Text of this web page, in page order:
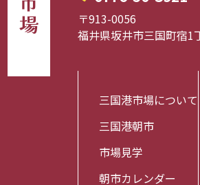
〒913-0056
福井県坂井市三国町宿1
三国港市場について
三国港朝市
市場見学
朝市カレンダー